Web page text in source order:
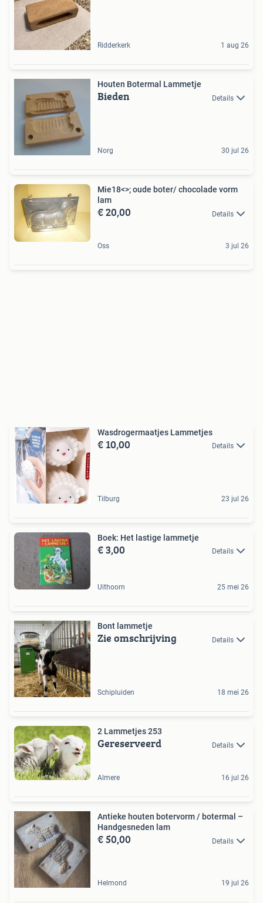
Ridderkerk 1 aug 26
Houten Botermal Lammetje
Bieden Details
Norg 30 jul 26
Mie18<>; oude boter/ chocolade vorm
lam
€ 20,00 Details
Oss 3 jul 26
Wasdrogermaatjes Lammetjes
€ 10,00 Details
Tilburg 23 jul 26
Boek: Het lastige lammetje
€ 3,00 Details
Uithoorn 25 mei 26
Bont lammetje
Zie omschrijving Details
Schipluiden 18 mei 26
2 Lammetjes 253
Gereserveerd Details
Almere 16 jul 26
Antieke houten botervorm / botermal –
Handgesneden lam
€ 50,00 Details
Helmond 19 jul 26